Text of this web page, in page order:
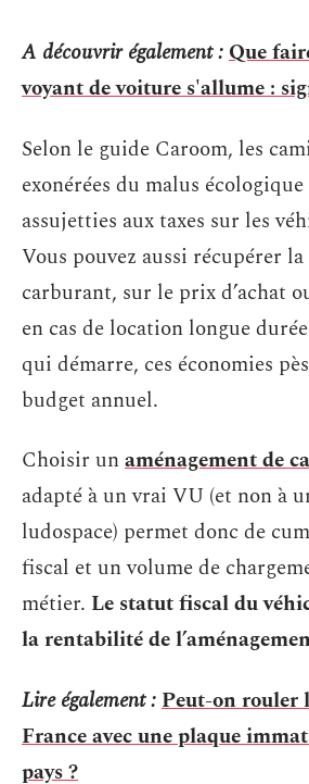
A découvrir également :Que
voyant de voiture s'allume :
Selon le guide Caroom, les
exonérées du malus
assujetties aux taxes sur les
Vous pouvez aussi récupérer
carburant, sur le prix d’achat
en cas de location longue
qui démarre, ces économies
budget annuel.
Choisir unaménagement de
adapté à un vrai VU (et non à
ludospace) permet donc de
fiscal et un volume de
métier. Le statut fiscal du
la rentabilité de
Lire également :Peut-on rouler
France avec une plaque
pays ?